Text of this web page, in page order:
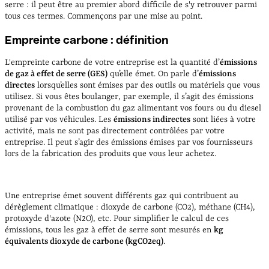
serre : il peut être au premier abord difficile de s'y retrouver parmi
tous ces termes. Commençons par une mise au point.
Empreinte carbone : définition
L'empreinte carbone de votre entreprise est la quantité d’émissions
de gaz à effet de serre (GES) qu’elle émet. On parle d’émissions
directes lorsqu’elles sont émises par des outils ou matériels que vous
utilisez. Si vous êtes boulanger, par exemple, il s’agit des émissions
provenant de la combustion du gaz alimentant vos fours ou du diesel
utilisé par vos véhicules. Les émissions indirectes sont liées à votre
activité, mais ne sont pas directement contrôlées par votre
entreprise. Il peut s’agir des émissions émises par vos fournisseurs
lors de la fabrication des produits que vous leur achetez.
Une entreprise émet souvent différents gaz qui contribuent au
dérèglement climatique : dioxyde de carbone (CO2), méthane (CH4),
protoxyde d'azote (N2O), etc. Pour simplifier le calcul de ces
émissions, tous les gaz à effet de serre sont mesurés en kg
équivalents dioxyde de carbone (kgCO2eq).